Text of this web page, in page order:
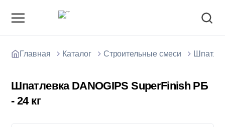
Главная Каталог Строительные смеси
Шпатлевка DANOGIPS SuperFinish РБ
- 24 кг